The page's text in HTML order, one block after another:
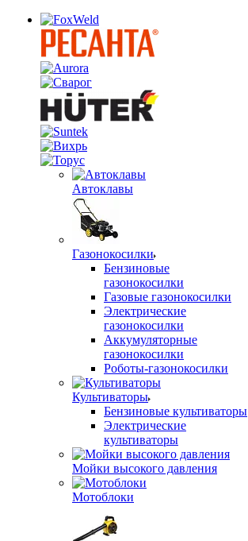
Автоклавы
Газонокосилки
Бензиновые
газонокосилки
Газовые газонокосилки
Электрические
газонокосилки
Аккумуляторные
газонокосилки
Роботы-газонокосилки
Культиваторы
Бензиновые культиваторы
Электрические
культиваторы
Мойки высокого давления
Мотоблоки